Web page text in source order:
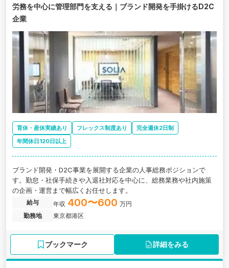
労務を中心に管理部門を支える｜ブランド開発を手掛けるD2C
企業
育休・産休実績あり フレックス制度あり
完全週休2日制
年間休日120日以上
ブランド開発・D2C事業を展開する企業の人事総務ポジションで
す。勤怠・社保手続きや入退社対応を中心に、総務業務や社内施策
の企画・運営まで幅広くお任せします。
給与 年収 400〜600 万円
勤務地
東京都港区
ブックマーク 詳細をみる